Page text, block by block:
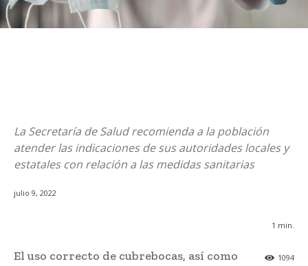
La Secretaría de Salud recomienda a la población
atender las indicaciones de sus autoridades locales y
estatales con relación a las medidas sanitarias
julio 9, 2022
1 min.
1094
El uso correcto de cubrebocas, así como